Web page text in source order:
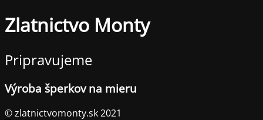
Zlatnictvo Monty
Pripravujeme
Výroba šperkov na mieru
© zlatnictvomonty.sk 2021